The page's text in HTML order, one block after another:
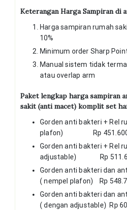
Keterangan Harga Sampiran di
Harga sampiran rumah
10%
Minimum order Sharp
Manual sistem tidak
atau overlap arm
Paket lengkap harga sampiran
sakit (anti macet) komplit set
Gorden anti bakteri + Rel
plafon) Rp
Gorden anti bakteri + Rel
adjustable) Rp
Gorden anti bakteri dan
( nempel plafon) Rp
Gorden anti bakteri dan
( dengan adjustable) Rp